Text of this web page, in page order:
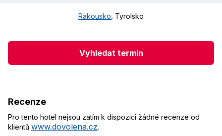
Rakousko Tyrolsko
Vyhledat termín
Recenze
Pro tento hotel nejsou zatím k dispozici žádné recenze od
klientů www.dovolena.cz.